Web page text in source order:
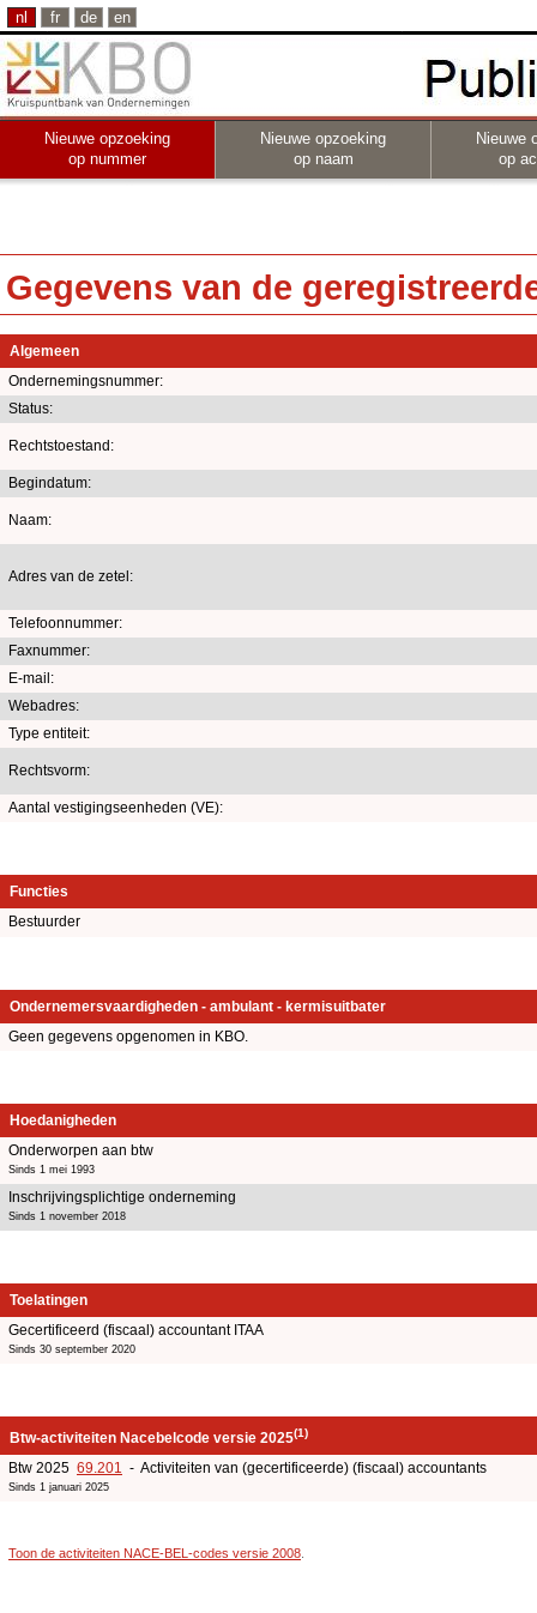
nl fr de en
Nieuwe opzoeking
op nummer
Nieuwe opzoeking
op naam
Nieuwe
op
Gegevens van de
Algemeen
Ondernemingsnummer:
Status:
Rechtstoestand:
Begindatum:
Naam:
Adres van de zetel:
Telefoonnummer:
Faxnummer:
E-mail:
Webadres:
Type entiteit:
Rechtsvorm:
Aantal vestigingseenheden (VE):
Functies
Bestuurder
Ondernemersvaardigheden - ambulant - kermisuitbater
Geen gegevens opgenomen in KBO.
Hoedanigheden
Onderworpen aan btw
Sinds 1 mei 1993
Inschrijvingsplichtige onderneming
Sinds 1 november 2018
Toelatingen
Gecertificeerd (fiscaal) accountant ITAA
Sinds 30 september 2020
Btw-activiteiten Nacebelcode versie 2025(1)
Btw 2025 69.201 - Activiteiten van (gecertificeerde) (fiscaal) accountants
Sinds 1 januari 2025
Toon de activiteiten NACE-BEL-codes versie 2008